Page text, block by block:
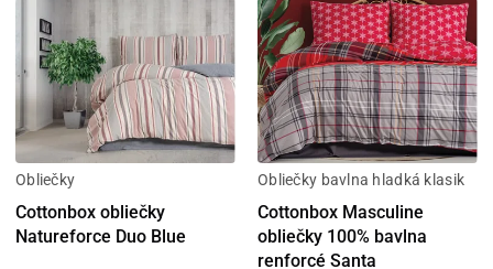
Obliečky
Cottonbox obliečky
Natureforce Duo Blue
Obliečky bavlna hladká klasik
Cottonbox Masculine
obliečky 100% bavlna
renforcé Santa